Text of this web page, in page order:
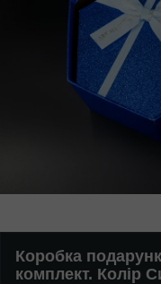
Коробка
комплект. Колір